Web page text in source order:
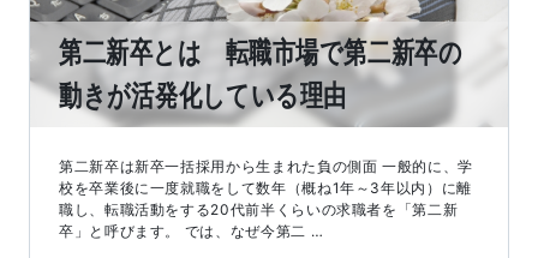
第二新卒とは 転職市場で第二新卒の
動きが活発化している理由
第二新卒は新卒一括採用から生まれた負の側面 一般的に、学
校を卒業後に一度就職をして数年（概ね1年～3年以内）に離
職し、転職活動をする20代前半くらいの求職者を「第二新
卒」と呼びます。 では、なぜ今第二 …